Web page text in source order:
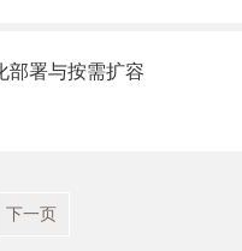
部署与按需扩容
下一页